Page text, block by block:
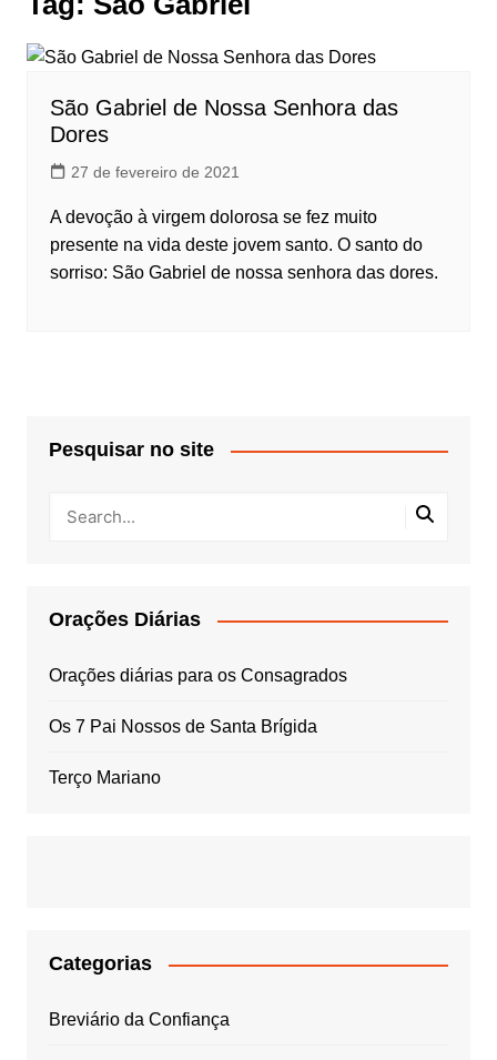
São Gabriel de Nossa Senhora das
Dores
27 de fevereiro de 2021
A devoção à virgem dolorosa se fez muito
presente na vida deste jovem santo. O santo do
sorriso: São Gabriel de nossa senhora das dores.
Pesquisar no site
Orações Diárias
Orações diárias para os Consagrados
Os 7 Pai Nossos de Santa Brígida
Terço Mariano
Categorias
Breviário da Confiança